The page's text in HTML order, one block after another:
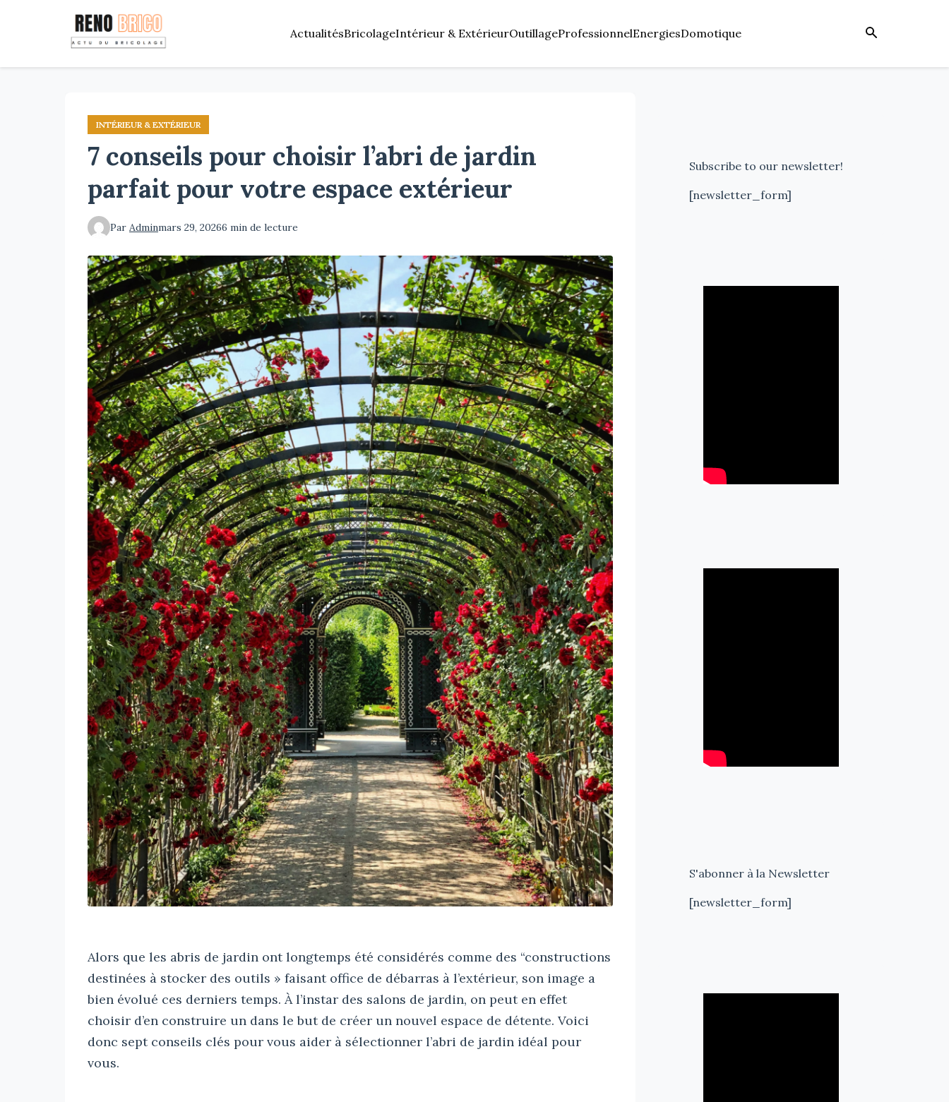
ActualitésBricolageIntérieur & ExtérieurOutillageProfessionnelEnergiesDomotique
INTÉRIEUR & EXTÉRIEUR
7 conseils pour choisir l’abri de jardin
parfait pour votre espace extérieur
Par Adminmars 29, 20266 min de lecture
Alors que les abris de jardin ont longtemps été considérés comme des “constructions
destinées à stocker des outils » faisant office de débarras à l’extérieur, son image a
bien évolué ces derniers temps. À l’instar des salons de jardin, on peut en effet
choisir d’en construire un dans le but de créer un nouvel espace de détente. Voici
donc sept conseils clés pour vous aider à sélectionner l’abri de jardin idéal pour
vous.
Subscribe to our newsletter!
[newsletter_form]
S'abonner à la Newsletter
[newsletter_form]